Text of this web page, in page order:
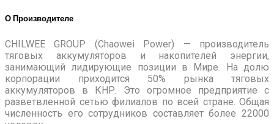
О Производителе
CHILWEE GROUP (Chaowei Power) — производитель
тяговых аккумуляторов и накопителей энергии,
занимающий лидирующие позиции в Мире. На долю
корпорации приходится 50% рынка тяговых
аккумуляторов в КНР. Это огромное предприятие с
разветвленной сетью филиалов по всей стране. Общая
численность его сотрудников составляет более 22000